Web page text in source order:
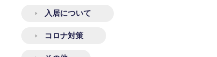
入居について
コロナ対策